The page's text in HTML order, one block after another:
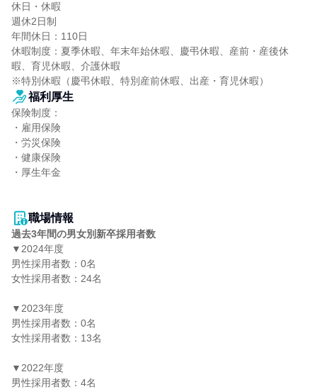
休日・休暇
週休2日制
年間休日：110日
休暇制度：夏季休暇、年末年始休暇、慶弔休暇、産前・産後休
暇、育児休暇、介護休暇
※特別休暇（慶弔休暇、特別産前休暇、出産・育児休暇）
福利厚生
保険制度：
・雇用保険
・労災保険
・健康保険
・厚生年金
職場情報
過去3年間の男女別新卒採用者数
▼2024年度
男性採用者数：0名
女性採用者数：24名
▼2023年度
男性採用者数：0名
女性採用者数：13名
▼2022年度
男性採用者数：4名